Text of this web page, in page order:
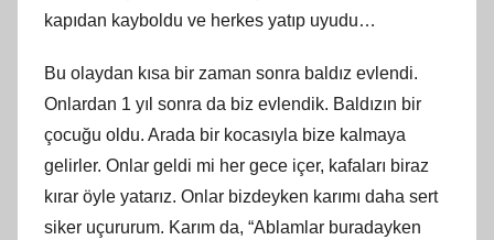
kapıdan kayboldu ve herkes yatıp uyudu…
Bu olaydan kısa bir zaman sonra baldız evlendi.
Onlardan 1 yıl sonra da biz evlendik. Baldızın bir
çocuğu oldu. Arada bir kocasıyla bize kalmaya
gelirler. Onlar geldi mi her gece içer, kafaları biraz
kırar öyle yatarız. Onlar bizdeyken karımı daha sert
siker uçururum. Karım da, “Ablamlar buradayken